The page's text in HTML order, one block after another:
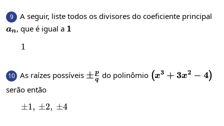
9 A seguir, liste todos os divisores do coeficiente principal
a_n
an, que é igual a 1
1
1
1
10 As raízes possíveis \pm\frac{p}
{q}
± q
p do polinômio (x3 + 3x2 − 4)
serão então
\pm1,\:\pm2,\:\pm4
±1, ±2, ±4